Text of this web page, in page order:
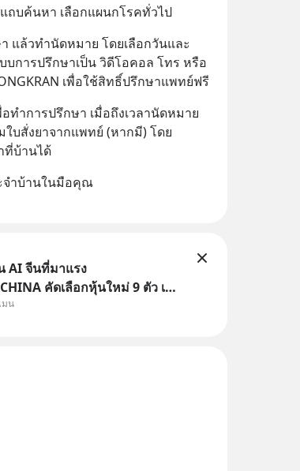
ถบค้นหา เลือกแผนกโรคทั่วไป
แล้วทำนัดหมาย โดยเลือกวันและ
บการปรึกษาเป็น วิดีโอคอล โทร หรือ
เพื่อใช้สิทธิ์ปรึกษาแพทย์ฟรี
ทำการปรึกษา เมื่อถึงเวลานัดหมาย
บสั่งยาจากแพทย์ (หากมี) โดย
ที่บ้านได้
จำบ้านในมือคุณ
AI จีนที่มาแรง
คัดเลือกหุ้นใหม่ 9 ตัว เข้า
บคลุมทั้งซัปพลายเชน AI จีน
มน